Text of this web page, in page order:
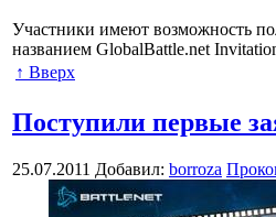
Участники имеют возможность
названием GlobalBattle.net
↑ Вверх
Поступили первые
25.07.2011 Добавил: borroza